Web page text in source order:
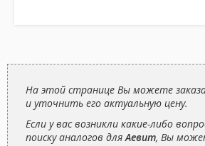
На этой странице Вы можете
и уточнить его актуальную цену.
Если у вас возникли какие-либо
поиску аналогов дляАевит, Вы